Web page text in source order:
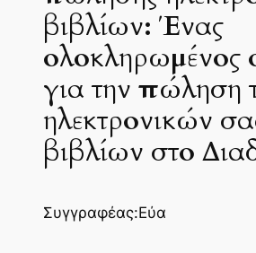
βιβλίων: Ένας
ολοκληρωμένος
για την πώληση
ηλεκτρονικών
βιβλίων στο
Συγγραφέας:Εύα